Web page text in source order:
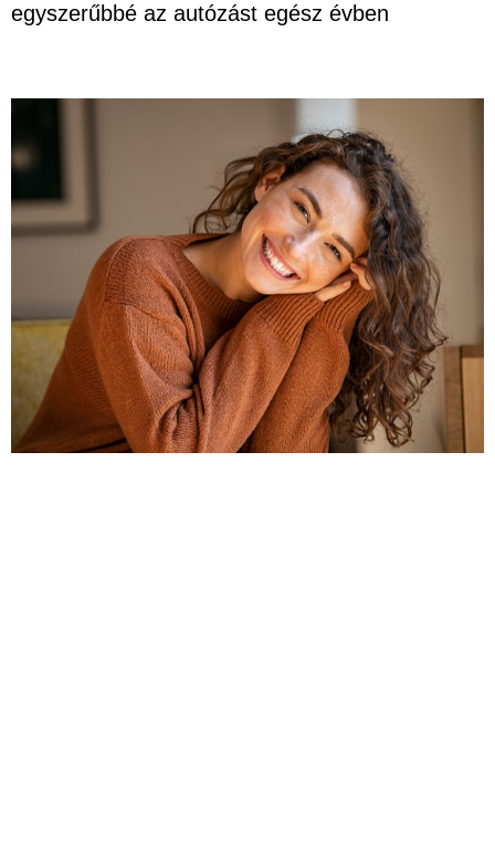
egyszerűbbé az autózást egész évben